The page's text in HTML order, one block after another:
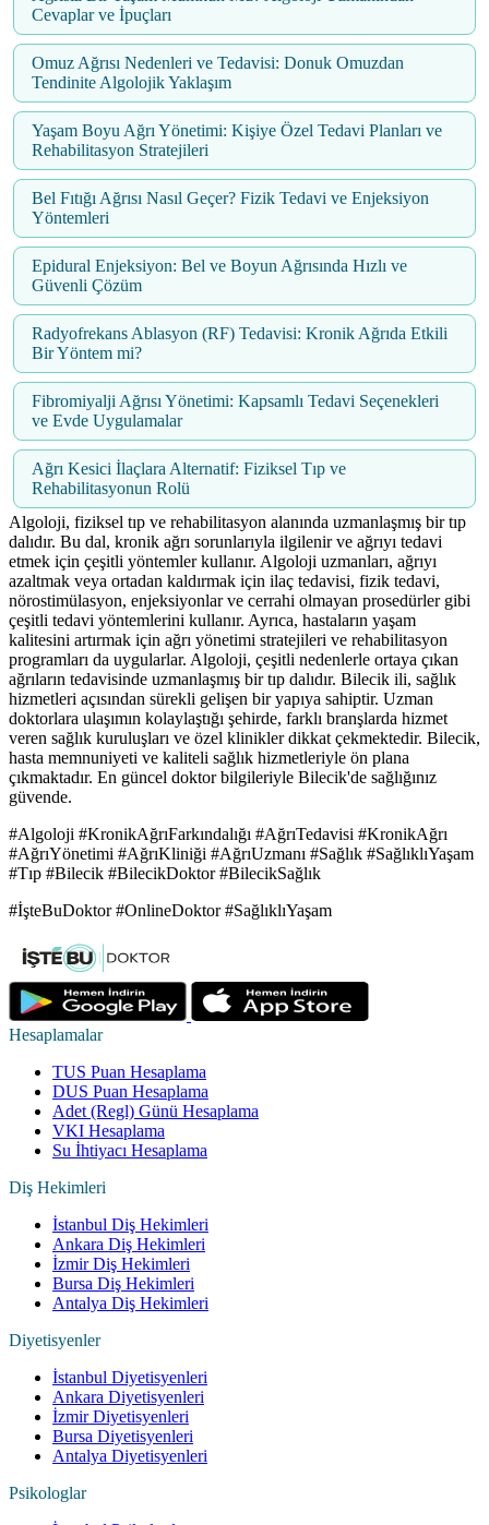
Cevaplar ve İpuçları
Omuz Ağrısı Nedenleri ve Tedavisi: Donuk Omuzdan
Tendinite Algolojik Yaklaşım
Yaşam Boyu Ağrı Yönetimi: Kişiye Özel Tedavi Planları ve
Rehabilitasyon Stratejileri
Bel Fıtığı Ağrısı Nasıl Geçer? Fizik Tedavi ve Enjeksiyon
Yöntemleri
Epidural Enjeksiyon: Bel ve Boyun Ağrısında Hızlı ve
Güvenli Çözüm
Radyofrekans Ablasyon (RF) Tedavisi: Kronik Ağrıda Etkili
Bir Yöntem mi?
Fibromiyalji Ağrısı Yönetimi: Kapsamlı Tedavi Seçenekleri
ve Evde Uygulamalar
Ağrı Kesici İlaçlara Alternatif: Fiziksel Tıp ve
Rehabilitasyonun Rolü
Algoloji, fiziksel tıp ve rehabilitasyon alanında uzmanlaşmış bir tıp
dalıdır. Bu dal, kronik ağrı sorunlarıyla ilgilenir ve ağrıyı tedavi
etmek için çeşitli yöntemler kullanır. Algoloji uzmanları, ağrıyı
azaltmak veya ortadan kaldırmak için ilaç tedavisi, fizik tedavi,
nörostimülasyon, enjeksiyonlar ve cerrahi olmayan prosedürler gibi
çeşitli tedavi yöntemlerini kullanır. Ayrıca, hastaların yaşam
kalitesini artırmak için ağrı yönetimi stratejileri ve rehabilitasyon
programları da uygularlar. Algoloji, çeşitli nedenlerle ortaya çıkan
ağrıların tedavisinde uzmanlaşmış bir tıp dalıdır. Bilecik ili, sağlık
hizmetleri açısından sürekli gelişen bir yapıya sahiptir. Uzman
doktorlara ulaşımın kolaylaştığı şehirde, farklı branşlarda hizmet
veren sağlık kuruluşları ve özel klinikler dikkat çekmektedir. Bilecik,
hasta memnuniyeti ve kaliteli sağlık hizmetleriyle ön plana
çıkmaktadır. En güncel doktor bilgileriyle Bilecik'de sağlığınız
güvende.
#Algoloji #KronikAğrıFarkındalığı #AğrıTedavisi #KronikAğrı
#AğrıYönetimi #AğrıKliniği #AğrıUzmanı #Sağlık #SağlıklıYaşam
#Tıp #Bilecik #BilecikDoktor #BilecikSağlık
#İşteBuDoktor #OnlineDoktor #SağlıklıYaşam
Hesaplamalar
TUS Puan Hesaplama
DUS Puan Hesaplama
Adet (Regl) Günü Hesaplama
VKI Hesaplama
Su İhtiyacı Hesaplama
Diş Hekimleri
İstanbul Diş Hekimleri
Ankara Diş Hekimleri
İzmir Diş Hekimleri
Bursa Diş Hekimleri
Antalya Diş Hekimleri
Diyetisyenler
İstanbul Diyetisyenleri
Ankara Diyetisyenleri
İzmir Diyetisyenleri
Bursa Diyetisyenleri
Antalya Diyetisyenleri
Psikologlar